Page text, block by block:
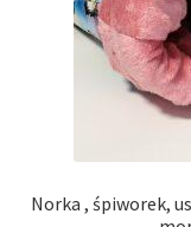
Norka , śpiworek,